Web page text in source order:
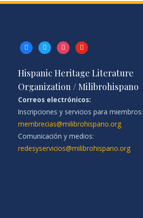
facebooktwitterinstagramyoutube
Hispanic Heritage Literature
Organization / Milibrohispano
Correos electrónicos:
Inscripciones y servicios para miembros:
membrecias@milibrohispano.org
Comunicación y medios:
redesyservicios@milibrohispano.org